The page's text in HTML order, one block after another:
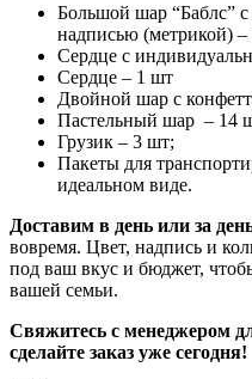
Большой шар “Баблс”
надписью (метрикой)
Сердце с
Сердце – 1 шт
Двойной шар с
Пастельный шар – 14
Грузик – 3 шт;
Пакеты для
идеальном виде.
Доставим в день или за
вовремя. Цвет, надпись и
под ваш вкус и бюджет,
вашей семьи.
Свяжитесь с менеджером
сделайте заказ уже сегодня!